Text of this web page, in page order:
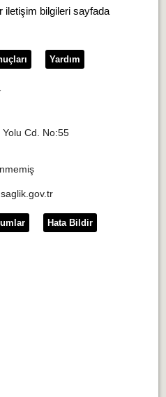
iletişim bilgileri sayfada
Yardım
Cd. No:55
Hata Bildir